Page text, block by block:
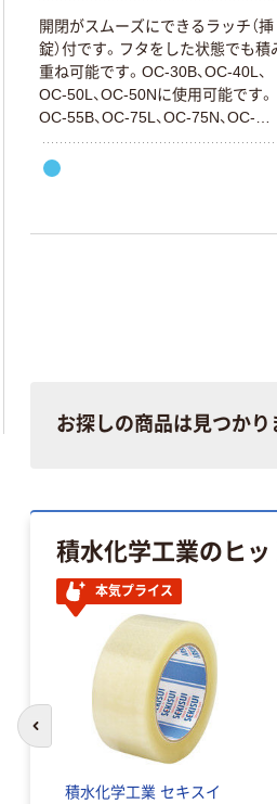
開閉がスムーズにできるラッチ（挿
錠）付です。フタをした状態でも積
重ね可能です。OC-30B、OC-40L、
OC-50L、OC-50Nに使用可能です。
OC-55B、OC-75L、OC-75N、OC-
75AZII、OC-95Bに使用可能です。折
りたたみコンテナ（オリコン）30、40、
お探しの商品は見つかり
積水化学工業のヒ
本気プライス
積水化学工業 セキスイ
前のスライドへ